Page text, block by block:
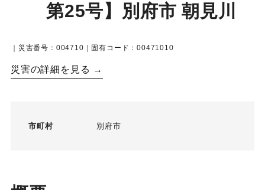
第25号】別府市 朝見川
｜災害番号：004710｜固有コード：00471010
災害の詳細を見る →
市町村 別府市